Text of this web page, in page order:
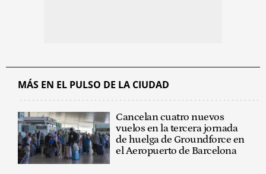
MÁS EN EL PULSO DE LA CIUDAD
Cancelan cuatro nuevos
vuelos en la tercera jornada
de huelga de Groundforce en
el Aeropuerto de Barcelona